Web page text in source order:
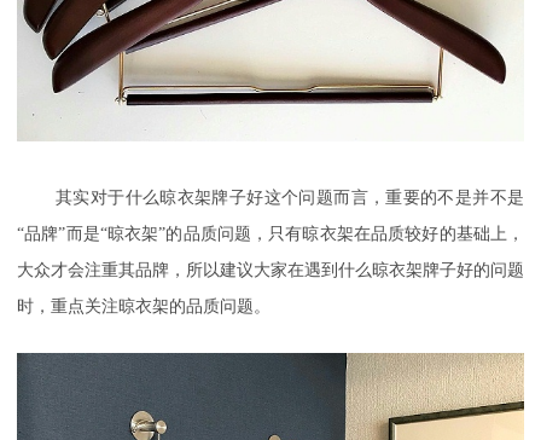
其实对于什么晾衣架牌子好这个问题而言，重要的不是并不是
“品牌”而是“晾衣架”的品质问题，只有晾衣架在品质较好的基础上，
大众才会注重其品牌，所以建议大家在遇到什么晾衣架牌子好的问题
时，重点关注晾衣架的品质问题。